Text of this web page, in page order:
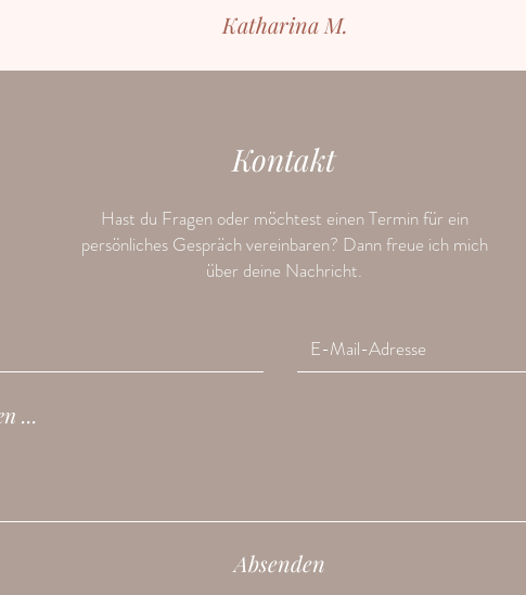
Katharina M.
Kontakt
Hast du Fragen oder möchtest einen Termin für ein
persönliches Gespräch vereinbaren? Dann freue ich mich
über deine Nachricht.
Absenden